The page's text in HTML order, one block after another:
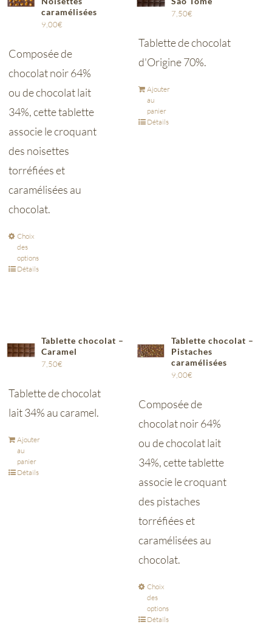
caramélisées
9,00€
Composée de
chocolat noir 64%
ou de chocolat lait
34%, cette tablette
associe le croquant
des noisettes
torréfiées et
caramélisées au
chocolat.
Choix
des
options
Détails
7,50€
Tablette de chocolat
d'Origine 70%.
Ajouter
au
panier
Détails
Tablette chocolat –
Caramel
7,50€
Tablette de chocolat
lait 34% au caramel.
Ajouter
au
panier
Détails
Tablette chocolat –
Pistaches
caramélisées
9,00€
Composée de
chocolat noir 64%
ou de chocolat lait
34%, cette tablette
associe le croquant
des pistaches
torréfiées et
caramélisées au
chocolat.
Choix
des
options
Détails